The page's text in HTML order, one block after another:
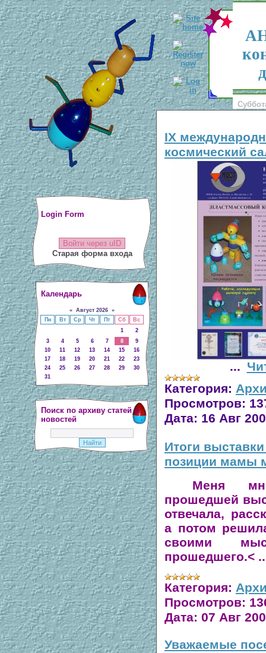
Login Form
Войти через uID
Старая форма входа
Календарь
« Август 2026 »
Пн
Вт Ср Чт Пт Сб
Вс
1
2
3
4 5 6 7 8
9
10
11 12 13 14 15
16
17
18 19 20 21 22
23
24
25 26 27 28 29
30
31
Поиск по архиву статей и
новостей
IХ
космический
...
Категория:
Просмотров:
Дата: 16 Авг
Итоги
позиции мамы
Меня
прошедшей
отвечала,
а потом
своими
прошедшего.<
Категория:
Просмотров:
Дата: 07 Авг
Уважаемые